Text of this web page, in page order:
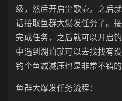
级，然后开启尘歌壶。之后
话接取鱼群大爆发任务了。
完成任务，之后就可以开启
中遇到湖泊就可以去找找有
钓个鱼减减压也是非常不错的
鱼群大爆发任务流程：